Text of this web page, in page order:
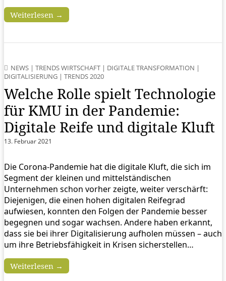
Weiterlesen →
NEWS | TRENDS WIRTSCHAFT | DIGITALE TRANSFORMATION |
DIGITALISIERUNG | TRENDS 2020
Welche Rolle spielt Technologie
für KMU in der Pandemie:
Digitale Reife und digitale Kluft
13. Februar 2021
Die Corona-Pandemie hat die digitale Kluft, die sich im
Segment der kleinen und mittelständischen
Unternehmen schon vorher zeigte, weiter verschärft:
Diejenigen, die einen hohen digitalen Reifegrad
aufwiesen, konnten den Folgen der Pandemie besser
begegnen und sogar wachsen. Andere haben erkannt,
dass sie bei ihrer Digitalisierung aufholen müssen – auch
um ihre Betriebsfähigkeit in Krisen sicherstellen…
Weiterlesen →